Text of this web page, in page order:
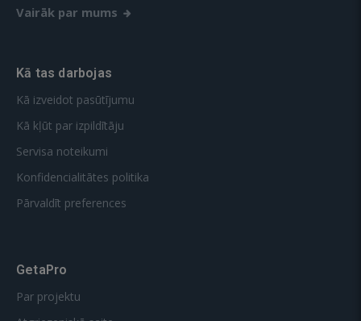
Vairāk par mums
Kā tas darbojas
Kā izveidot pasūtījumu
Kā kļūt par izpildītāju
Servisa noteikumi
Konfidencialitātes politika
Pārvaldīt preferences
GetaPro
Par projektu